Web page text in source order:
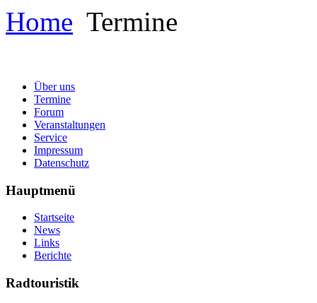
Home Termine
Über uns
Termine
Forum
Veranstaltungen
Service
Impressum
Datenschutz
Hauptmenü
Startseite
News
Links
Berichte
Radtouristik